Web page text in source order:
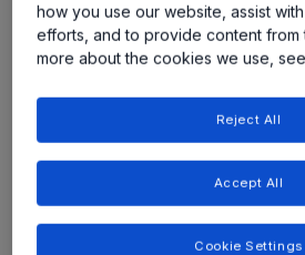
联系我们
how you use our website, assist
efforts, and to provide content from
more about the cookies we use,
Reject All
Accept All
Cookie Settings